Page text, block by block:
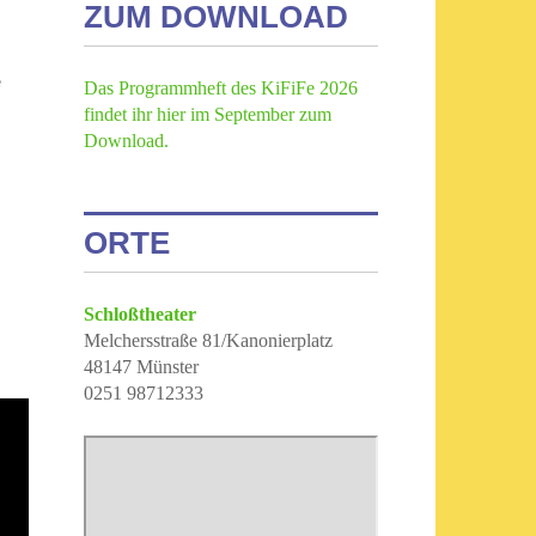
ZUM DOWNLOAD
Das Programmheft des KiFiFe 2026
findet ihr hier im September zum
Download.
ORTE
Schloßtheater
Melchersstraße 81/Kanonierplatz
48147 Münster
0251 98712333